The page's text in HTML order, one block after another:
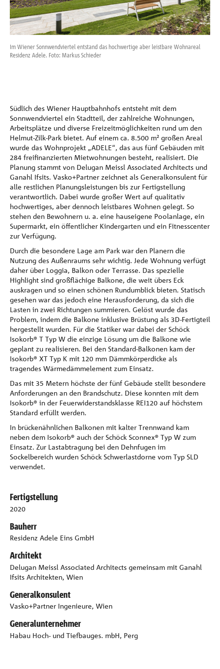
Referenzen
Unternehmen
Im Wiener Sonnwendviertel entstand das hochwertige aber leistbare Wohnareal
Residenz Adele. Foto: Markus Schieder
Südlich des Wiener Hauptbahnhofs entsteht mit dem
Sonnwendviertel ein Stadtteil, der zahlreiche Wohnungen,
Arbeitsplätze und diverse Freizeitmöglichkeiten rund um den
Helmut-Zilk-Park bietet. Auf einem ca. 8.500 m² großen Areal
wurde das Wohnprojekt „ADELE“, das aus fünf Gebäuden mit
284 freifinanzierten Mietwohnungen besteht, realisiert. Die
Planung stammt von Delugan Meissl Associated Architects und
Ganahl Ifsits. Vasko+Partner zeichnet als Generalkonsulent für
alle restlichen Planungsleistungen bis zur Fertigstellung
verantwortlich. Dabei wurde großer Wert auf qualitativ
hochwertiges, aber dennoch leistbares Wohnen gelegt. So
stehen den Bewohnern u. a. eine hauseigene Poolanlage, ein
Supermarkt, ein öffentlicher Kindergarten und ein Fitnesscenter
zur Verfügung.
Durch die besondere Lage am Park war den Planern die
Nutzung des Außenraums sehr wichtig. Jede Wohnung verfügt
daher über Loggia, Balkon oder Terrasse. Das spezielle
Highlight sind großflächige Balkone, die weit übers Eck
auskragen und so einen schönen Rundumblick bieten. Statisch
gesehen war das jedoch eine Herausforderung, da sich die
Lasten in zwei Richtungen summieren. Gelöst wurde das
Problem, indem die Balkone inklusive Brüstung als 3D-Fertigteil
hergestellt wurden. Für die Statiker war dabei der Schöck
Isokorb® T Typ W die einzige Lösung um die Balkone wie
geplant zu realisieren. Bei den Standard-Balkonen kam der
Isokorb® XT Typ K mit 120 mm Dämmkörperdicke als
tragendes Wärmedämmelement zum Einsatz.
Das mit 35 Metern höchste der fünf Gebäude stellt besondere
Anforderungen an den Brandschutz. Diese konnten mit dem
Isokorb® in der Feuerwiderstandsklasse REI120 auf höchstem
Standard erfüllt werden.
In brückenähnlichen Balkonen mit kalter Trennwand kam
neben dem Isokorb® auch der Schöck Sconnex® Typ W zum
Einsatz. Zur Lastabtragung bei den Dehnfugen im
Sockelbereich wurden Schöck Schwerlastdorne vom Typ SLD
verwendet.
Fertigstellung
2020
Bauherr
Residenz Adele Eins GmbH
Architekt
Delugan Meissl Associated Architects gemeinsam mit Ganahl
Ifsits Architekten, Wien
Generalkonsulent
Vasko+Partner Ingenieure, Wien
Generalunternehmer
Habau Hoch- und Tiefbauges. mbH, Perg